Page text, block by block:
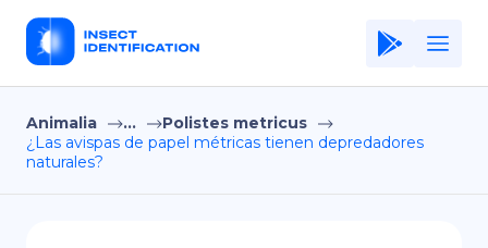
Home
Application
Animalia ...
Polistes metricus
¿Las avispas de papel métricas tienen depredadores
naturales?